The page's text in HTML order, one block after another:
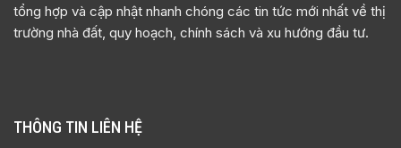
tổng hợp và cập nhật nhanh chóng các tin tức mới nhất về thị
trường nhà đất, quy hoạch, chính sách và xu hướng đầu tư.
THÔNG TIN LIÊN HỆ